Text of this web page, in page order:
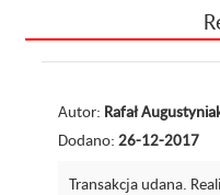
Autor: Rafał
Dodano: 26-12-2017
Transakcja udana.